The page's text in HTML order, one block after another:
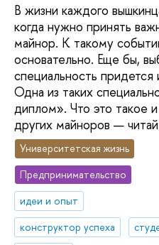
В жизни каждого
когда нужно принять
майнор. К такому
основательно. Еще бы,
специальность придется
Одна из таких
диплом». Что это такое
других майноров —
Университетская жизнь
Предпринимательство
идеи и опыт
конструктор успеха